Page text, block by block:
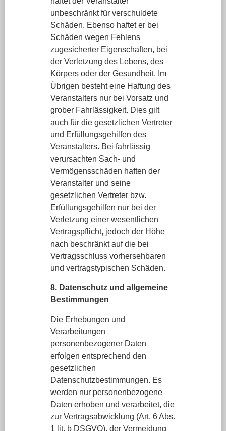
unbeschränkt für verschuldete
Schäden. Ebenso haftet er bei
Schäden wegen Fehlens
zugesicherter Eigenschaften, bei
der Verletzung des Lebens, des
Körpers oder der Gesundheit. Im
Übrigen besteht eine Haftung des
Veranstalters nur bei Vorsatz und
grober Fahrlässigkeit. Dies gilt
auch für die gesetzlichen Vertreter
und Erfüllungsgehilfen des
Veranstalters. Bei fahrlässig
verursachten Sach- und
Vermögensschäden haften der
Veranstalter und seine
gesetzlichen Vertreter bzw.
Erfüllungsgehilfen nur bei der
Verletzung einer wesentlichen
Vertragspflicht, jedoch der Höhe
nach beschränkt auf die bei
Vertragsschluss vorhersehbaren
und vertragstypischen Schäden.
8. Datenschutz und allgemeine
Bestimmungen
Die Erhebungen und
Verarbeitungen
personenbezogener Daten
erfolgen entsprechend den
gesetzlichen
Datenschutzbestimmungen. Es
werden nur personenbezogene
Daten erhoben und verarbeitet, die
zur Vertragsabwicklung (Art. 6 Abs.
1 lit. b DSGVO), der Vermeidung